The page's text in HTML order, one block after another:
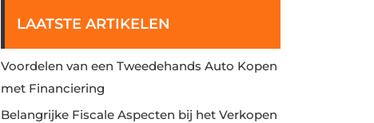
LAATSTE ARTIKELEN
Voordelen van een Tweedehands Auto Kopen
met Financiering
Belangrijke Fiscale Aspecten bij het Verkopen